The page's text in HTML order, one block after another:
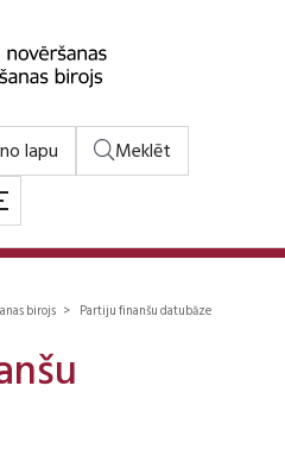
lapu
Meklēt
birojs > Partiju finanšu datubāze